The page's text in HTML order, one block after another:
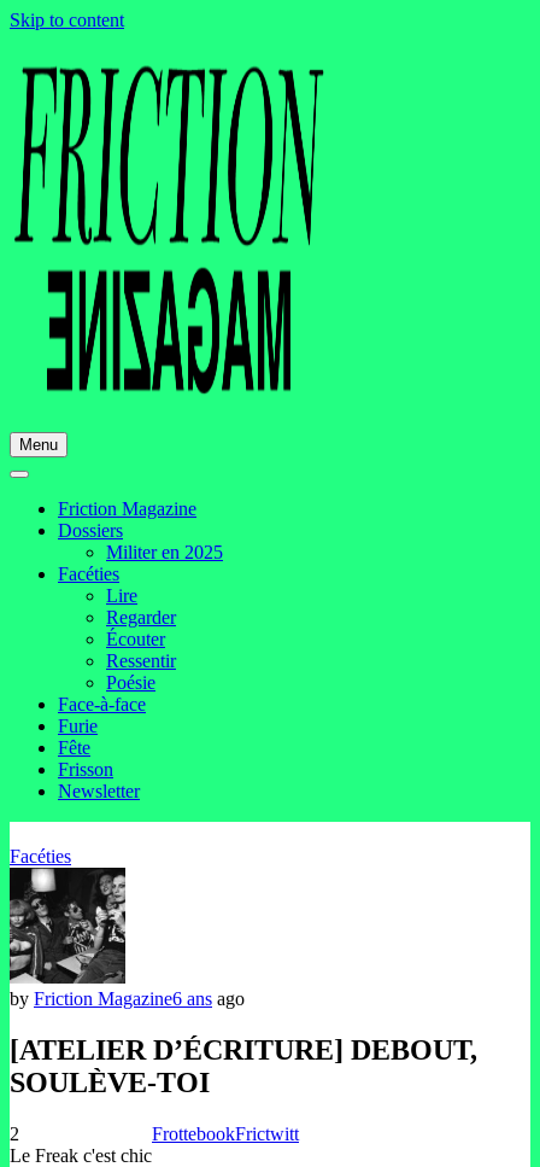
Skip to content
Menu
Friction Magazine
Dossiers
Militer en 2025
Facéties
Lire
Regarder
Écouter
Ressentir
Poésie
Face-à-face
Furie
Fête
Frisson
Newsletter
Facéties
by Friction Magazine6 ans ago
[ATELIER D’ÉCRITURE] DEBOUT,
SOULÈVE-TOI
2
Le Freak c'est chic
FrottebookFrictwitt